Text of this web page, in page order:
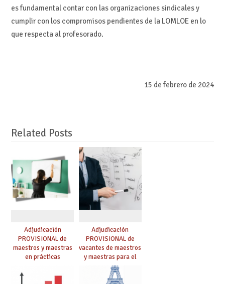
es fundamental contar con las organizaciones sindicales y
cumplir con los compromisos pendientes de la LOMLOE en lo
que respecta al profesorado.
15 de febrero de 2024
Related Posts
Adjudicación
PROVISIONAL de
maestros y maestras
en prácticas
Adjudicación
PROVISIONAL de
vacantes de maestros
y maestras para el
curso 26-27